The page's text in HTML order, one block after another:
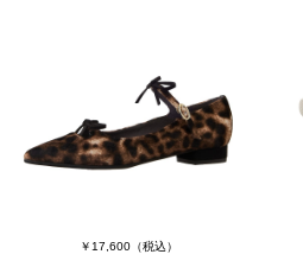
￥17,600（税込）